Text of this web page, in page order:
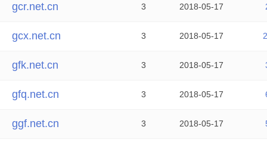
gcr.net.cn 3 2018-05-17
gcx.net.cn 3 2018-05-17
gfk.net.cn 3 2018-05-17
gfq.net.cn 3 2018-05-17
ggf.net.cn 3 2018-05-17